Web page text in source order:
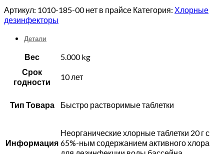
Артикул: 1010-185-00 нет в прайсе Категория: Хлорные
дезинфекторы
Детали
Вес
5.000 kg
Срок
годности
10 лет
Тип Товара Быстро растворимые таблетки
Информация
Неорганические хлорные таблетки 20 г с
65%-ным содержанием активного хлора